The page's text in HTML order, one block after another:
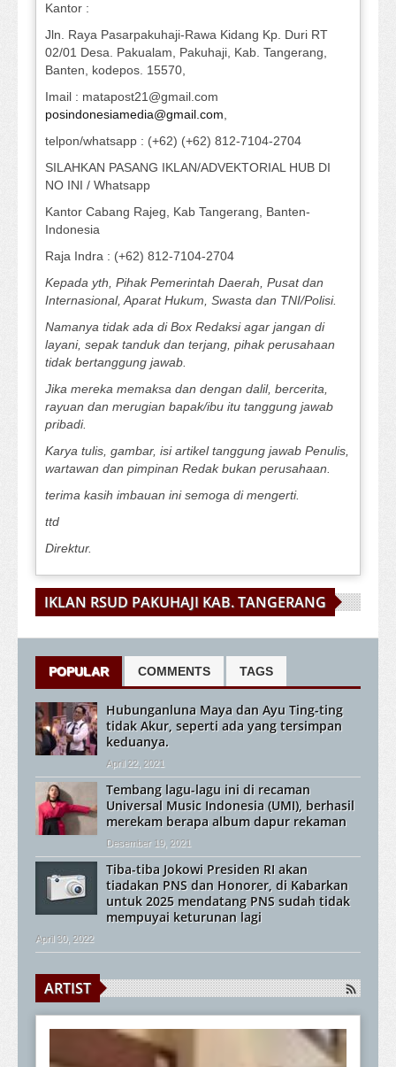
Kantor :
Jln. Raya Pasarpakuhaji-Rawa Kidang Kp. Duri RT
02/01 Desa. Pakualam, Pakuhaji, Kab. Tangerang,
Banten, kodepos. 15570,
Imail : matapost21@gmail.com
posindonesiamedia@gmail.com,
telpon/whatsapp : (+62) (+62) 812-7104-2704
SILAHKAN PASANG IKLAN/ADVEKTORIAL HUB DI
NO INI / Whatsapp
Kantor Cabang Rajeg, Kab Tangerang, Banten-
Indonesia
Raja Indra : (+62) 812-7104-2704
Kepada yth, Pihak Pemerintah Daerah, Pusat dan
Internasional, Aparat Hukum, Swasta dan TNI/Polisi.
Namanya tidak ada di Box Redaksi agar jangan di
layani, sepak tanduk dan terjang, pihak perusahaan
tidak bertanggung jawab.
Jika mereka memaksa dan dengan dalil, bercerita,
rayuan dan merugian bapak/ibu itu tanggung jawab
pribadi.
Karya tulis, gambar, isi artikel tanggung jawab Penulis,
wartawan dan pimpinan Redak bukan perusahaan.
terima kasih imbauan ini semoga di mengerti.
ttd
Direktur.
IKLAN RSUD PAKUHAJI KAB. TANGERANG
POPULAR COMMENTS TAGS
Hubunganluna Maya dan Ayu Ting-ting
tidak Akur, seperti ada yang tersimpan
keduanya.
April 22, 2021
Tembang lagu-lagu ini di recaman
Universal Music Indonesia (UMI), berhasil
merekam berapa album dapur rekaman
Desember 19, 2021
Tiba-tiba Jokowi Presiden RI akan
tiadakan PNS dan Honorer, di Kabarkan
untuk 2025 mendatang PNS sudah tidak
mempuyai keturunan lagi
April 30, 2022
ARTIST